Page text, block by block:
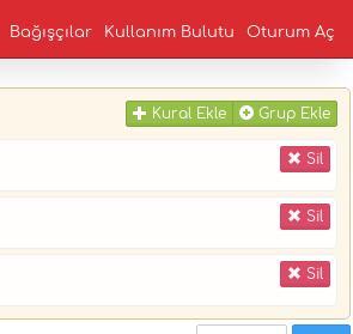
Oturum Aç
Kullanım Bulutu
Bağışçılar
Kural Ekle Grup Ekle
Sil
Sil
Sil